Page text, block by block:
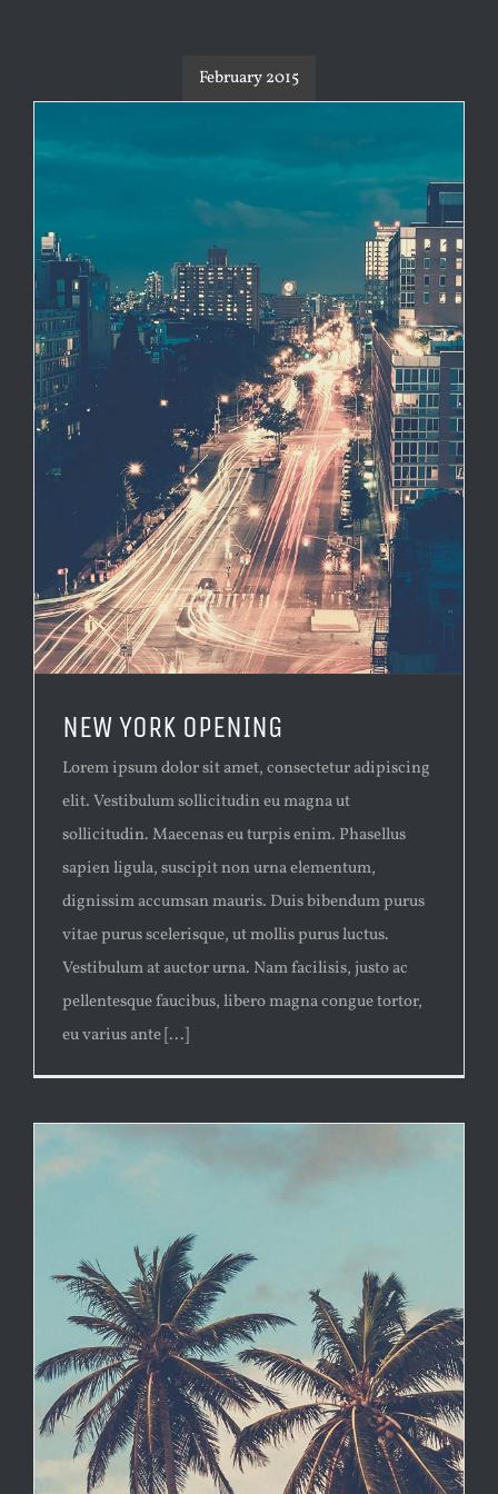
February 2015
NEW YORK OPENING
Lorem ipsum dolor sit amet, consectetur adipiscing
elit. Vestibulum sollicitudin eu magna ut
sollicitudin. Maecenas eu turpis enim. Phasellus
sapien ligula, suscipit non urna elementum,
dignissim accumsan mauris. Duis bibendum purus
vitae purus scelerisque, ut mollis purus luctus.
Vestibulum at auctor urna. Nam facilisis, justo ac
pellentesque faucibus, libero magna congue tortor,
eu varius ante [...]